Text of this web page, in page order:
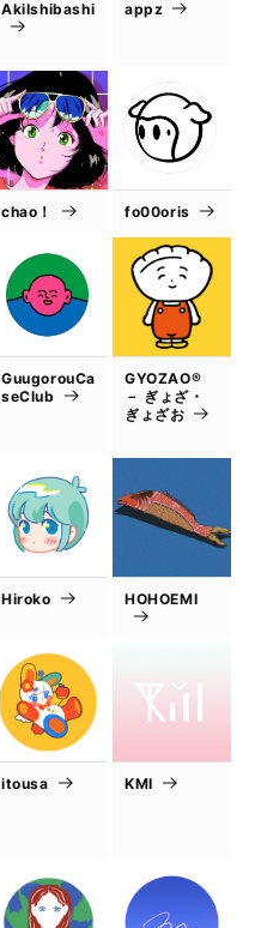
AkiIshibashi appz
chao！ fo00oris
GuugorouCa
seClub
GYOZAO®
－ ぎょざ・
ぎょざお
Hiroko HOHOEMI
itousa KMI